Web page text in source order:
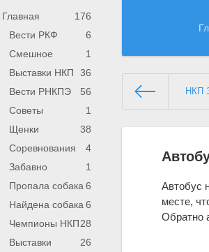
Главная
176
Вести РКФ
6
Смешное
1
Выставки НКП
36
Вести РНКПЭ
56
Советы
1
Щенки
38
Соревнования
4
Забавно
1
Пропала собака 6
Найдена собака 6
Чемпионы НКП28
Выставки
26
НКП
Автобус
месте,
Обратно